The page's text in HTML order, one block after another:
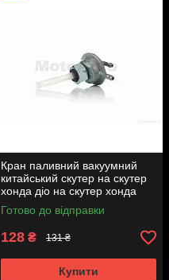
Кран паливний вакуумний
китайський скутер на скутер
хонда діо на скутер хонда
такт AF24 вкручується M16
AT-7074
Готово до відправки
128 ₴ 131 ₴
Купити